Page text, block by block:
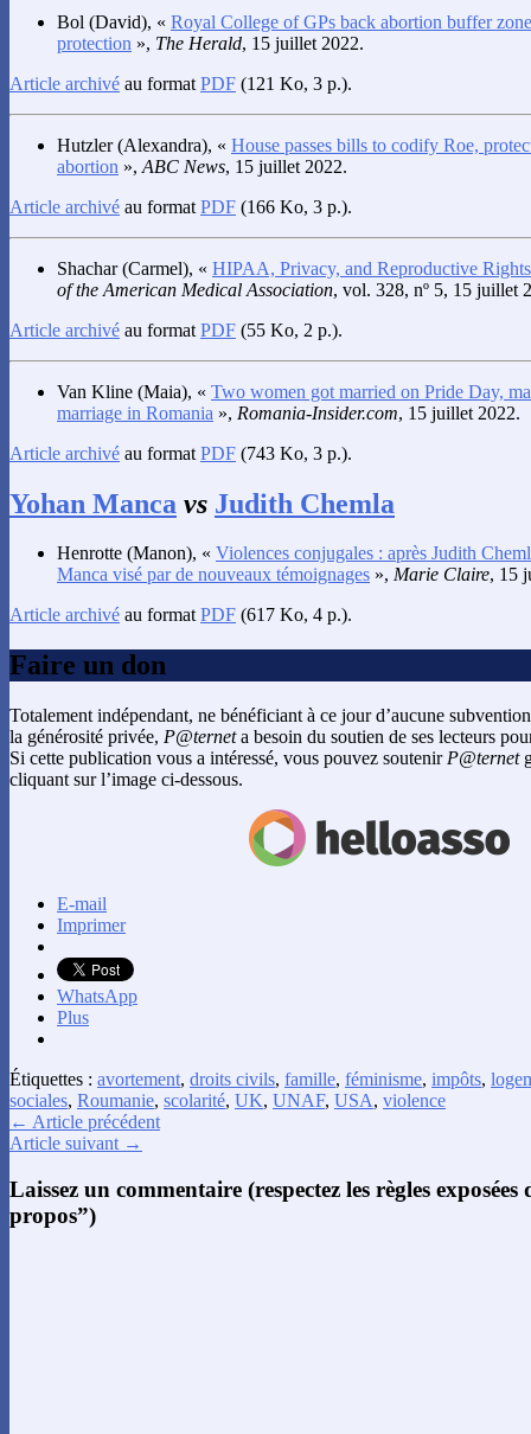
Bol (David), « Royal College of GPs back abortion buffer
protection », The Herald, 15 juillet 2022.
Article archivé au format PDF (121 Ko, 3 p.).
Hutzler(Alexandra), « House passes bills to codify Roe,
abortion », ABC News, 15 juillet 2022.
Article archivé au format PDF (166 Ko, 3 p.).
Shachar(Carmel), « HIPAA, Privacy, and Reproductive
of the American Medical Association, vol. 328, nº 5, 15 juillet
Article archivé au format PDF (55 Ko, 2 p.).
Van Kline (Maia), « Two women got married on Pride Day,
marriage in Romania », Romania-Insider.com, 15 juillet 2022.
Article archivé au format PDF (743 Ko, 3 p.).
Yohan Manca vs Judith Chemla
Henrotte (Manon), « Violences conjugales : après Judith
Manca visé par de nouveaux témoignages », Marie Claire, 15
Article archivé au formatPDF (617 Ko, 4 p.).
Faire un don
Totalement indépendant, ne bénéficiant à ce jour d’aucune
la générosité privée, P@terneta besoin du soutien de ses lecteurs
Si cette publication vous a intéressé, vous pouvez soutenir P@ternet
cliquant sur l’image ci-dessous.
E-mail
Imprimer
WhatsApp
Plus
Étiquettes : avortement, droits civils, famille, féminisme, impôts,
sociales, Roumanie, scolarité, UK, UNAF, USA, violence
← Article précédent
Article suivant →
Laissez un commentaire (respectez les règles
propos”)